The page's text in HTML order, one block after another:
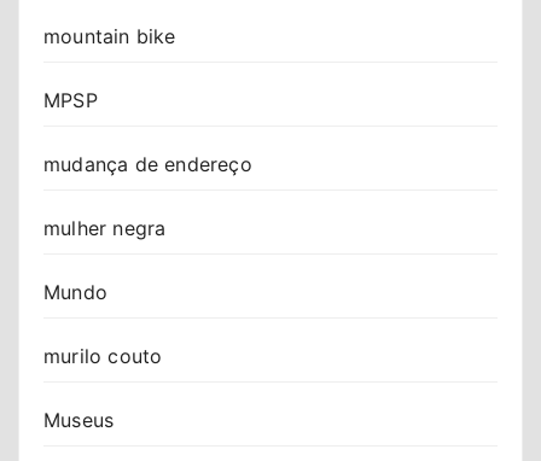
mountain bike
MPSP
mudança de endereço
mulher negra
Mundo
murilo couto
Museus